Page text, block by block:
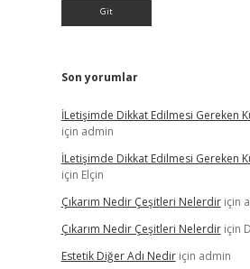
Son yorumlar
İLetişimde Dikkat Edilmesi Gereken
için admin
İLetişimde Dikkat Edilmesi Gereken
için Elçin
Çıkarım Nedir Çeşitleri Nelerdiriçin
Çıkarım Nedir Çeşitleri Nelerdiriçin
Estetik Diğer Adı Nediriçin admin